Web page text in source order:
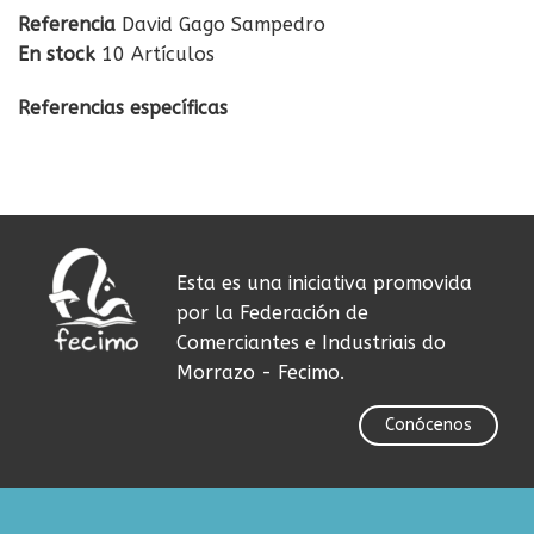
Referencia David Gago Sampedro
En stock 10 Artículos
Referencias específicas
Esta es una iniciativa promovida
por la Federación de
Comerciantes e Industriais do
Morrazo - Fecimo.
Conócenos